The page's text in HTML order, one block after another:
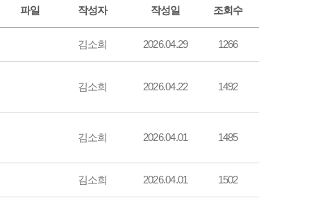
파일 작성자 작성일 조회수
김소희 2026.04.29 1266
김소희 2026.04.22 1492
김소희 2026.04.01 1485
김소희 2026.04.01 1502